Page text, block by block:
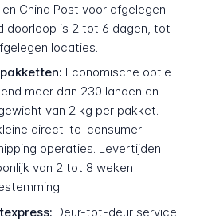
China Post voor afgelegen
doorloop is 2 tot 6 dagen, tot
locaties.
Economische optie
meer dan 230 landen en
van 2 kg per pakket.
direct-to-consumer
operaties. Levertijden
van 2 tot 8 weken
Deur-tot-deur service